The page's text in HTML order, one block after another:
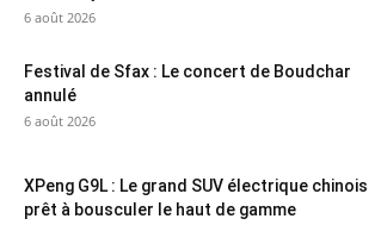
6 août 2026
Festival de Sfax : Le concert de Boudchar
annulé
6 août 2026
XPeng G9L : Le grand SUV électrique chinois
prêt à bousculer le haut de gamme